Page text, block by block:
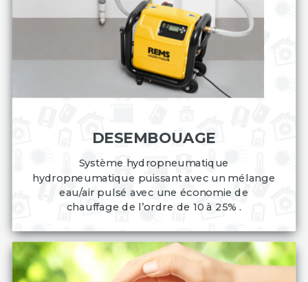
DESEMBOUAGE
Système hydropneumatique
hydropneumatique puissant avec un mélange
eau/air pulséavec une économie de
chauffage de l’ordre de 10 à 25% .